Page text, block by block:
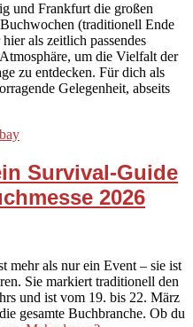
und Frankfurt die großen
(traditionell Ende
als zeitlich passendes
um die Vielfalt der
zu entdecken. Für dich als
Gelegenheit, abseits
Survival-Guide
2026
mehr als nur ein Event – sie ist
Sie markiert traditionell den
und ist vom 19. bis 22. März
gesamte Buchbranche. Ob du